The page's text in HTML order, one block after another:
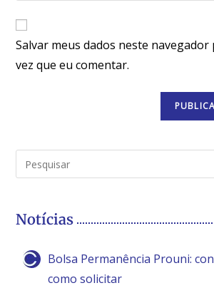
Salvar meus dados neste
vez que eu comentar.
Notícias
Bolsa Permanência Prouni:
como solicitar